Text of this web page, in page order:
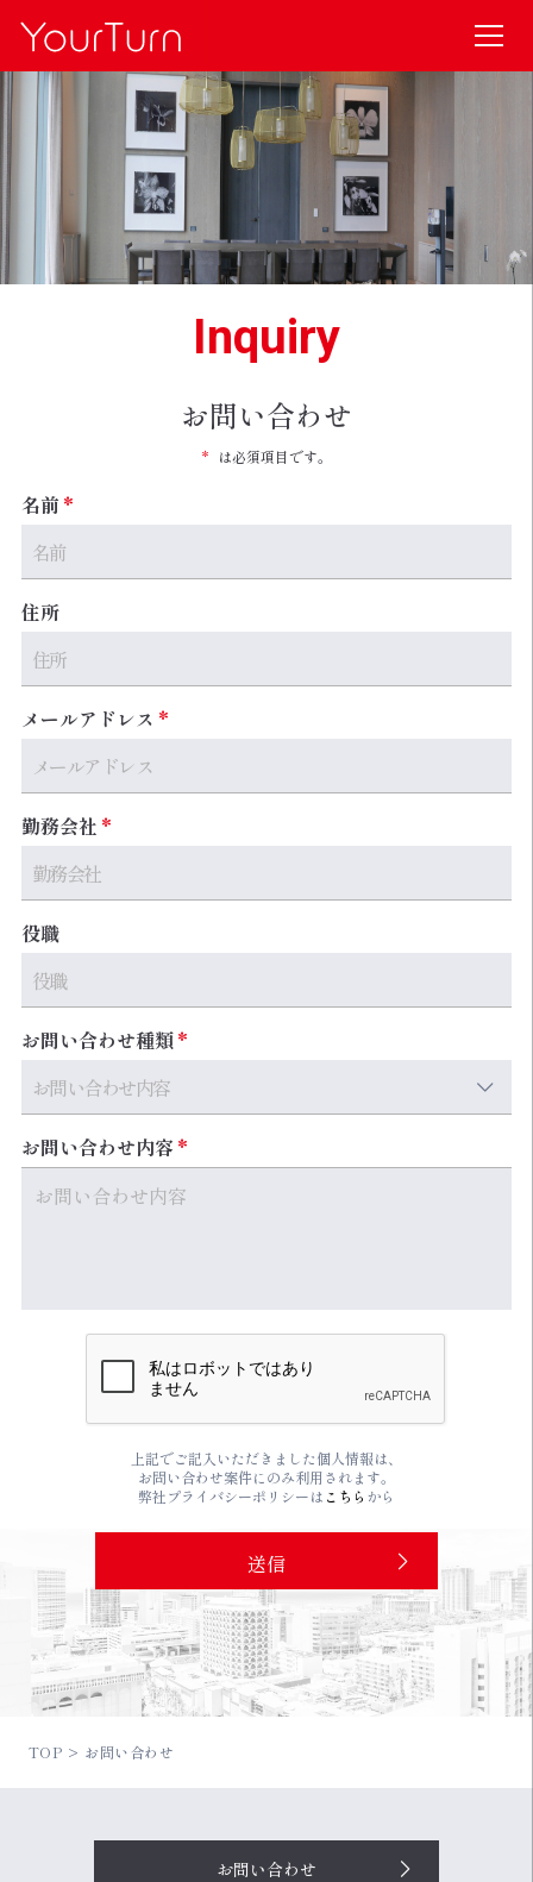
Inquiry
お問い合わせ
* は必須項目です。
名前
住所
メールアドレス
勤務会社
役職
お問い合わせ種類
お問い合わせ内容
上記でご記入いただきました個人情報は、
お問い合わせ案件にのみ利用されます。
弊社プライバシーポリシーは こちら から
TOP お問い合わせ
お問い合わせ